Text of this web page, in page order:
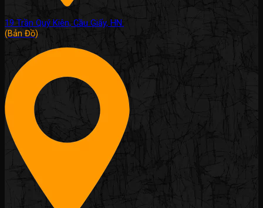
19 Trần Quý Kiên, Cầu Giấy, HN.
(Bản Đồ)